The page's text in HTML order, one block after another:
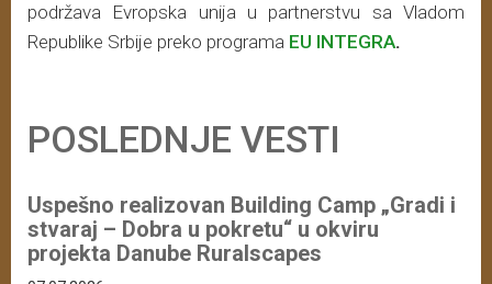
podržava Evropska unija u partnerstvu sa Vladom
Republike Srbije preko programa EU INTEGRA.
POSLEDNJE VESTI
Uspešno realizovan Building Camp „Gradi i
stvaraj – Dobra u pokretu“ u okviru
projekta Danube Ruralscapes